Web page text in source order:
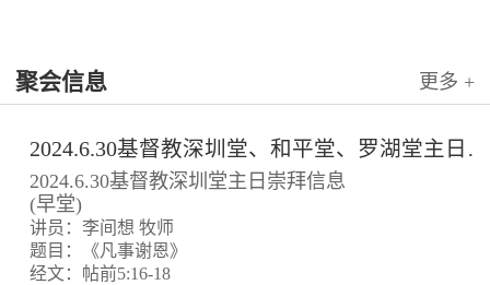
聚会信息 更多 +
2024.6.30基督教深圳堂、和平堂、罗湖堂主日崇拜信息
2024.6.30基督教深圳堂主日崇拜信息
(早堂)
讲员：李间想 牧师
题目：《凡事谢恩》
经文：帖前5:16-18